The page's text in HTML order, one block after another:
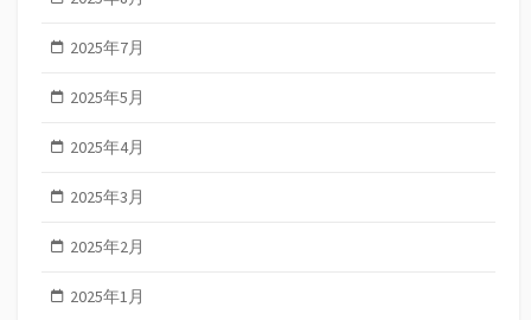
2025年7月
2025年5月
2025年4月
2025年3月
2025年2月
2025年1月